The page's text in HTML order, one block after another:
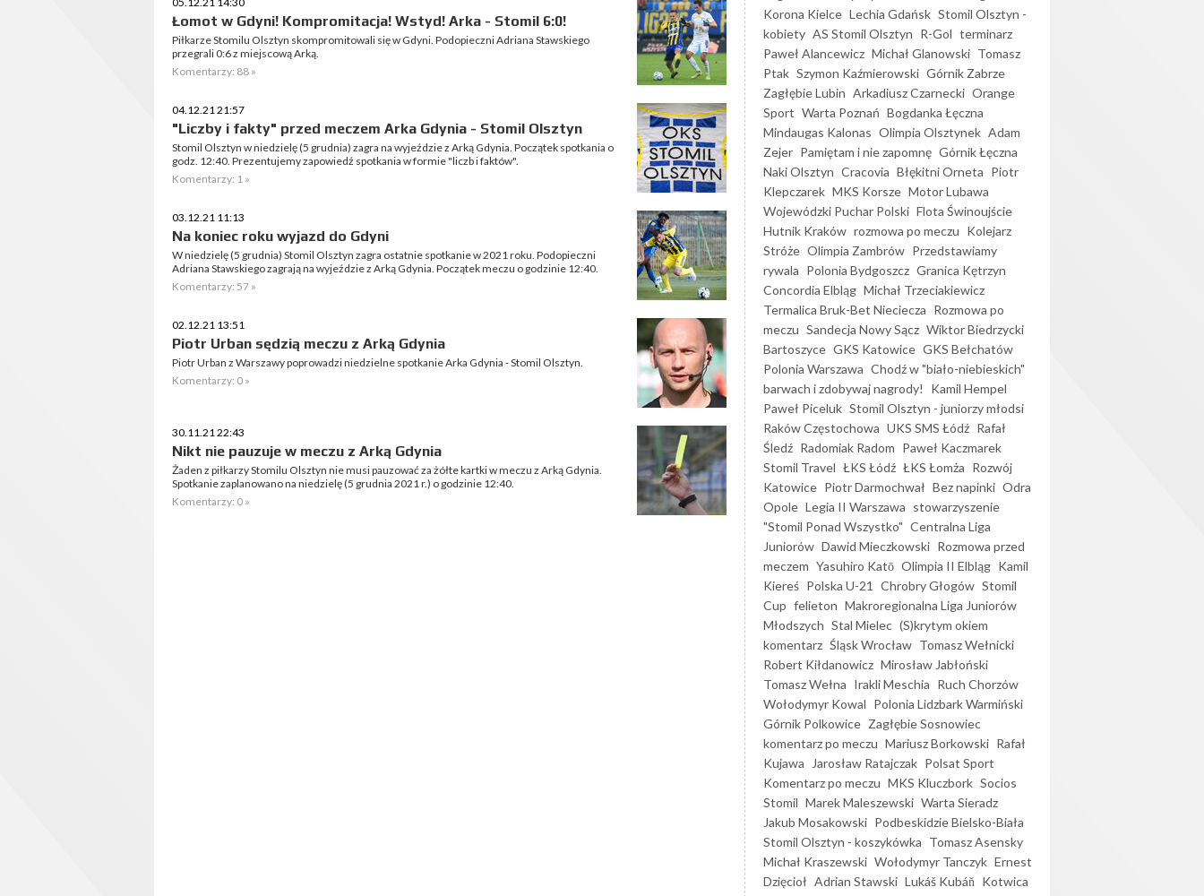
Łomot w Gdyni! Kompromitacja! Wstyd! Arka - Stomil 6:0!
Piłkarze Stomilu Olsztyn skompromitowali się w Gdyni. Podopieczni Adriana Stawskiego
przegrali 0:6 z miejscową Arką.
Komentarzy: 88 »
04.12.21 21:57
"Liczby i fakty" przed meczem Arka Gdynia - Stomil Olsztyn
Stomil Olsztyn w niedzielę (5 grudnia) zagra na wyjeździe z Arką Gdynia. Początek spotkania o
godz. 12:40. Prezentujemy zapowiedź spotkania w formie "liczb i faktów".
Komentarzy: 1 »
03.12.21 11:13
Na koniec roku wyjazd do Gdyni
W niedzielę (5 grudnia) Stomil Olsztyn zagra ostatnie spotkanie w 2021 roku. Podopieczni
Adriana Stawskiego zagrają na wyjeździe z Arką Gdynia. Początek meczu o godzinie 12:40.
Komentarzy: 57 »
02.12.21 13:51
Piotr Urban sędzią meczu z Arką Gdynia
Piotr Urban z Warszawy poprowadzi niedzielne spotkanie Arka Gdynia - Stomil Olsztyn.
Komentarzy: 0 »
30.11.21 22:43
Nikt nie pauzuje w meczu z Arką Gdynia
Żaden z piłkarzy Stomilu Olsztyn nie musi pauzować za żółte kartki w meczu z Arką Gdynia.
Spotkanie zaplanowano na niedzielę (5 grudnia 2021 r.) o godzinie 12:40.
Komentarzy: 0 »
Korona Kielce Lechia Gdańsk Stomil Olsztyn -
kobiety AS Stomil Olsztyn R-Gol terminarz
Paweł Alancewicz Michał Glanowski Tomasz
Ptak Szymon Kaźmierowski Górnik Zabrze
Zagłębie Lubin Arkadiusz Czarnecki Orange
Sport Warta Poznań Bogdanka Łęczna
Mindaugas Kalonas Olimpia Olsztynek Adam
Zejer Pamiętam i nie zapomnę Górnik Łęczna
Naki Olsztyn Cracovia Błękitni Orneta Piotr
Klepczarek MKS Korsze Motor Lubawa
Wojewódzki Puchar Polski Flota Świnoujście
Hutnik Kraków rozmowa po meczu Kolejarz
Stróże Olimpia Zambrów Przedstawiamy
rywala Polonia Bydgoszcz Granica Kętrzyn
Concordia Elbląg Michał Trzeciakiewicz
Termalica Bruk-Bet Nieciecza Rozmowa po
meczu Sandecja Nowy Sącz Wiktor Biedrzycki
Bartoszyce GKS Katowice GKS Bełchatów
Polonia Warszawa Chodź w "biało-niebieskich"
barwach i zdobywaj nagrody!
Kamil Hempel
Paweł Piceluk Stomil Olsztyn - juniorzy młodsi
Raków Częstochowa UKS SMS Łódź Rafał
Śledź Radomiak Radom Paweł Kaczmarek
Stomil Travel ŁKS Łódź ŁKS Łomża Rozwój
Katowice Piotr Darmochwał Bez napinki Odra
Opole Legia II Warszawa stowarzyszenie
"Stomil Ponad Wszystko" Centralna Liga
Juniorów Dawid Mieczkowski Rozmowa przed
meczem Yasuhiro Katō Olimpia II Elbląg Kamil
Kiereś Polska U-21 Chrobry Głogów Stomil
Cup felieton Makroregionalna Liga Juniorów
Młodszych Stal Mielec (S)krytym okiem
komentarz Śląsk Wrocław Tomasz Wełnicki
Robert Kiłdanowicz Mirosław Jabłoński
Tomasz Wełna Irakli Meschia Ruch Chorzów
Wołodymyr Kowal Polonia Lidzbark Warmiński
Górnik Polkowice Zagłębie Sosnowiec
komentarz po meczu Mariusz Borkowski Rafał
Kujawa
Jarosław Ratajczak Polsat Sport
Komentarz po meczu MKS Kluczbork Socios
Stomil Marek Maleszewski Warta Sieradz
Jakub Mosakowski Podbeskidzie Bielsko-Biała
Stomil Olsztyn - koszykówka Tomasz Asensky
Michał Kraszewski Wołodymyr Tanczyk Ernest
Dzięcioł Adrian Stawski Lukáš Kubáň Kotwica